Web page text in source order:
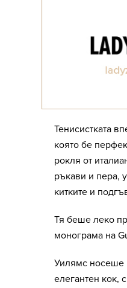
Тенисистката
която бе
рокля от
ръкави и пера,
китките и
Тя беше леко
монограма на
Уилямс носеше
елегантен кок,